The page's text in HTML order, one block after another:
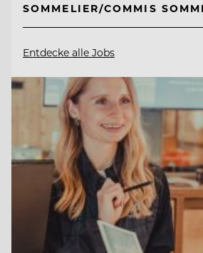
SOMMELIER/COMMIS
Entdecke alle Jobs